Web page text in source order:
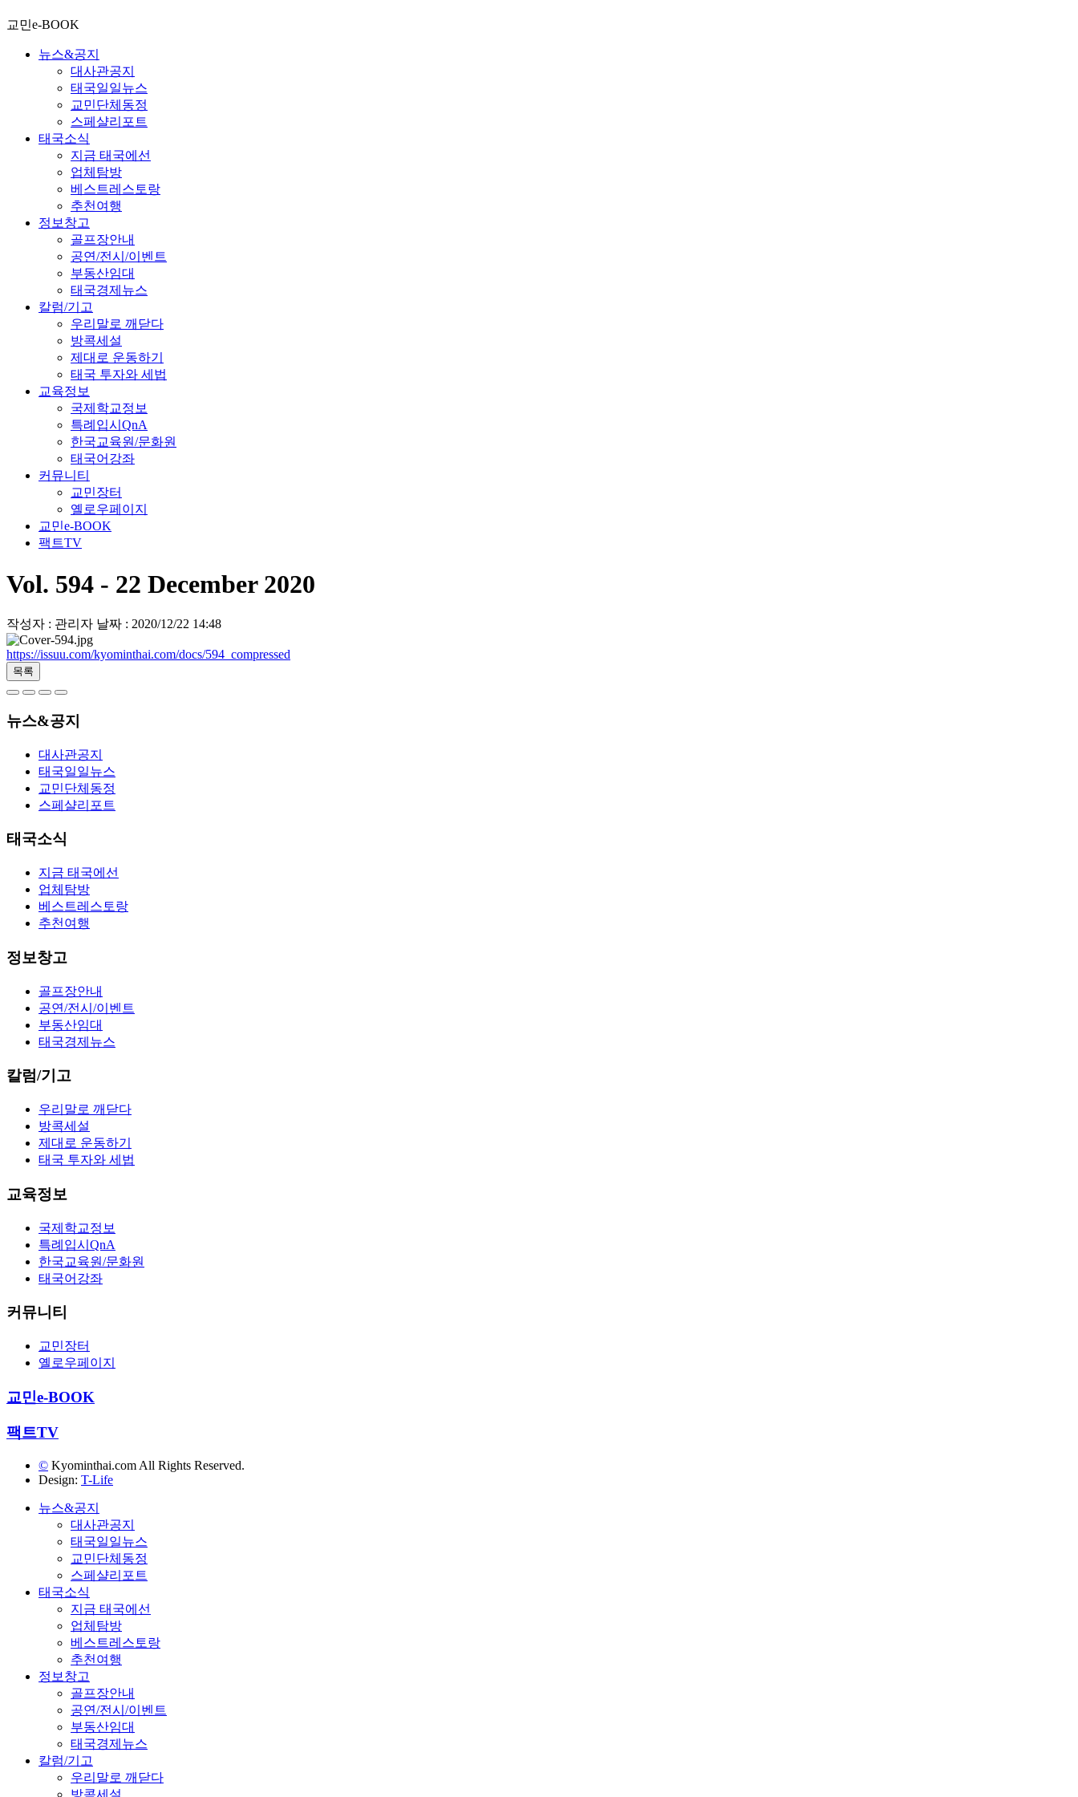
교민e-BOOK
뉴스&공지
대사관공지
태국일일뉴스
교민단체동정
스페샬리포트
태국소식
지금 태국에선
업체탐방
베스트레스토랑
추천여행
정보창고
골프장안내
공연/전시/이벤트
부동산임대
태국경제뉴스
칼럼/기고
우리말로 깨닫다
방콕세설
제대로 운동하기
태국 투자와 세법
교육정보
국제학교정보
특례입시QnA
한국교육원/문화원
태국어강좌
커뮤니티
교민장터
옐로우페이지
교민e-BOOK
팩트TV
Vol. 594 - 22 December 2020
작성자 : 관리자 날짜 : 2020/12/22 14:48
https://issuu.com/kyominthai.com/docs/594_compressed
목록
뉴스&공지
대사관공지
태국일일뉴스
교민단체동정
스페샬리포트
태국소식
지금 태국에선
업체탐방
베스트레스토랑
추천여행
정보창고
골프장안내
공연/전시/이벤트
부동산임대
태국경제뉴스
칼럼/기고
우리말로 깨닫다
방콕세설
제대로 운동하기
태국 투자와 세법
교육정보
국제학교정보
특례입시QnA
한국교육원/문화원
태국어강좌
커뮤니티
교민장터
옐로우페이지
교민e-BOOK
팩트TV
© Kyominthai.com All Rights Reserved.
Design: T-Life
뉴스&공지
대사관공지
태국일일뉴스
교민단체동정
스페샬리포트
태국소식
지금 태국에선
업체탐방
베스트레스토랑
추천여행
정보창고
골프장안내
공연/전시/이벤트
부동산임대
태국경제뉴스
칼럼/기고
우리말로 깨닫다
방콕세설